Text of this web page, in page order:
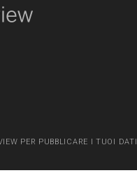
PER PUBBLICARE I TUOI DATI